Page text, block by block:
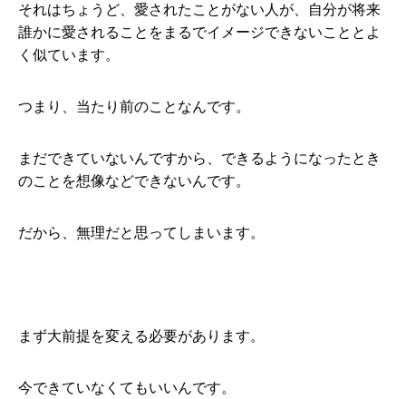
それはちょうど、愛されたことがない人が、自分が将来
誰かに愛されることをまるでイメージできないこととよ
く似ています。
つまり、当たり前のことなんです。
まだできていないんですから、できるようになったとき
のことを想像などできないんです。
だから、無理だと思ってしまいます。
まず大前提を変える必要があります。
今できていなくてもいいんです。